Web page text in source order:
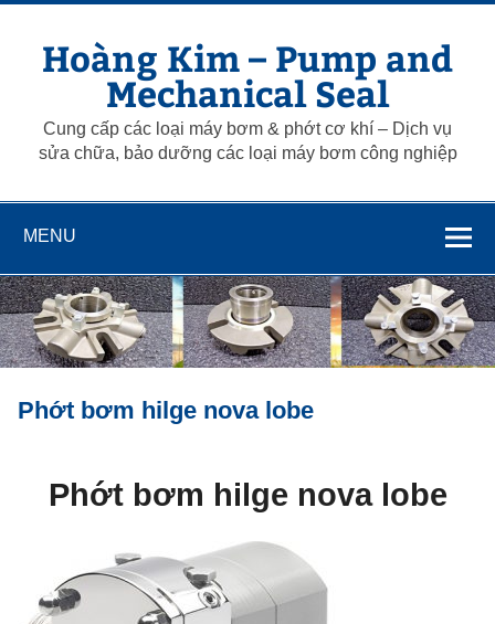
Skip
contentHoàng Kim – Pump and
Mechanical Seal
Cung cấp các loại máy bơm & phớt cơ khí – Dịch vụ
sửa chữa, bảo dưỡng các loại máy bơm công nghiệp
MENU
Phớt bơm hilge nova lobe
Phớt bơm hilge nova lobe